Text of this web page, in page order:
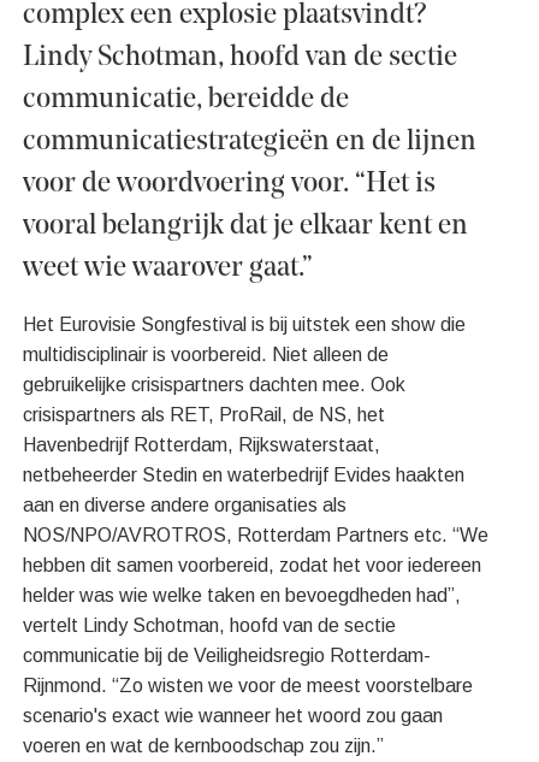
complex een explosie plaatsvindt?
Lindy Schotman, hoofd van de sectie
communicatie, bereidde de
communicatiestrategieën en de lijnen
voor de woordvoering voor. “Het is
vooral belangrijk dat je elkaar kent en
weet wie waarover gaat.”
Het Eurovisie Songfestival is bij uitstek een show die
multidisciplinair is voorbereid. Niet alleen de
gebruikelijke crisispartners dachten mee. Ook
crisispartners als RET, ProRail, de NS, het
Havenbedrijf Rotterdam, Rijkswaterstaat,
netbeheerder Stedin en waterbedrijf Evides haakten
aan en diverse andere organisaties als
NOS/NPO/AVROTROS, Rotterdam Partners etc. “We
hebben dit samen voorbereid, zodat het voor iedereen
helder was wie welke taken en bevoegdheden had”,
vertelt Lindy Schotman, hoofd van de sectie
communicatie bij de Veiligheidsregio Rotterdam-
Rijnmond. “Zo wisten we voor de meest voorstelbare
scenario's exact wie wanneer het woord zou gaan
voeren en wat de kernboodschap zou zijn.”